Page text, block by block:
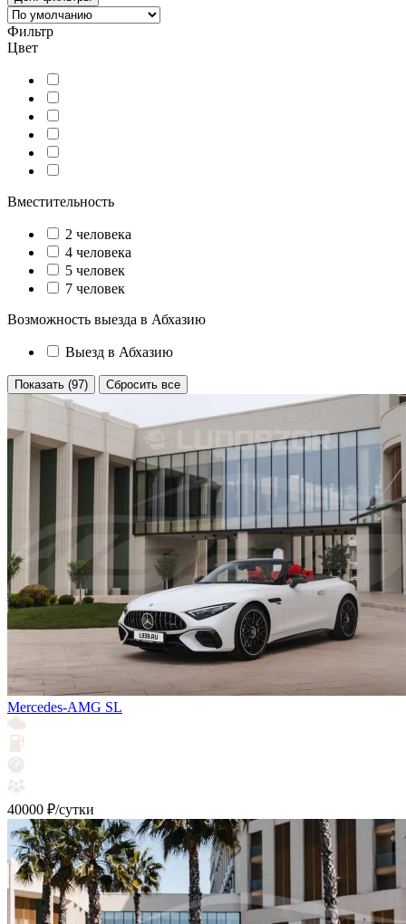
Фильтр
Цвет
Вместительность
2 человека
4 человека
5 человек
7 человек
Возможность выезда в Абхазию
Выезд в Абхазию
Показать (97) Сбросить все
Mercedes-AMG SL
40000 ₽/сутки